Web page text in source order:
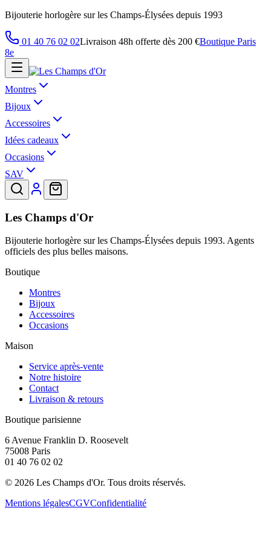
Bijouterie horlogère sur les Champs-Élysées depuis 1993
01 40 76 02 02Livraison 48h offerte dès 200 €Boutique Paris
8e
Montres
Bijoux
Accessoires
Idées cadeaux
Occasions
SAV
Les Champs d'Or
Bijouterie horlogère sur les Champs-Élysées depuis 1993. Agents
officiels des plus belles maisons.
Boutique
Montres
Bijoux
Accessoires
Occasions
Maison
Service après-vente
Notre histoire
Contact
Livraison & retours
Boutique parisienne
6 Avenue Franklin D. Roosevelt
75008 Paris
01 40 76 02 02
© 2026 Les Champs d'Or. Tous droits réservés.
Mentions légalesCGVConfidentialité